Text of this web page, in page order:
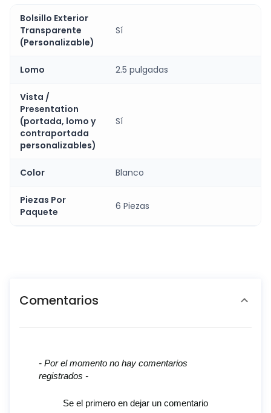
Bolsillo Exterior
Transparente
(Personalizable)
Sí
Lomo 2.5 pulgadas
Vista /
Presentation
(portada, lomo y
contraportada
personalizables)
Sí
Color Blanco
Piezas Por
Paquete
6 Piezas
Comentarios
- Por el momento no hay comentarios
registrados -
Se el primero en dejar un comentario
New content loaded